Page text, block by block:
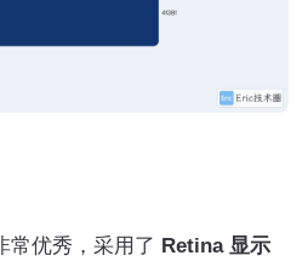
常优秀，采用了 Retina 显示